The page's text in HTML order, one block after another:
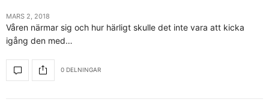
MARS 2, 2018
Våren närmar sig och hur härligt skulle det inte vara att kicka
igång den med…
0 DELNINGAR